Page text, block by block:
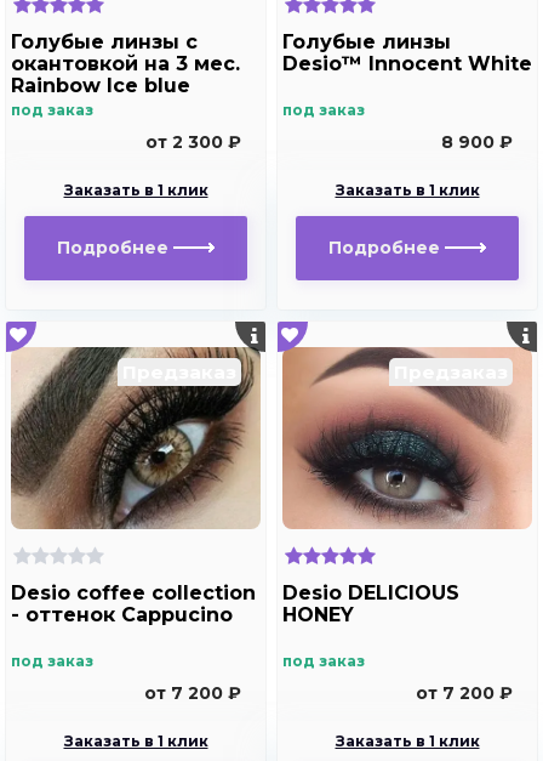
Голубые линзы с
окантовкой на 3 мес.
Rainbow Ice blue
под заказ
от 2 300 ₽
Заказать в 1 клик
Подробнее
Голубые линзы
Desio™ Innocent White
под заказ
8 900 ₽
Заказать в 1 клик
Подробнее
Desio coffee collection
- оттенок Cappucino
под заказ
от 7 200 ₽
Заказать в 1 клик
Desio DELICIOUS
HONEY
под заказ
от 7 200 ₽
Заказать в 1 клик